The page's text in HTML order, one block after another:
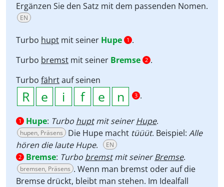
Ergänzen Sie den Satz mit dem passenden Nomen.
EN
Turbo hupt mit seiner Hupe 1 .
Turbo bremst mit seiner Bremse 2 .
Turbo fährtauf seinen
3 .
1 Hupe: Turbo huptmit seinerHupe.
hupen, Präsens Die Hupe macht tüüüt. Beispiel: Alle
hören die laute Hupe. EN
2 Bremse: Turbo bremstmit seinerBremse.
bremsen, Präsens . Wenn man bremst oder auf die
Bremse drückt, bleibt man stehen. Im Idealfall